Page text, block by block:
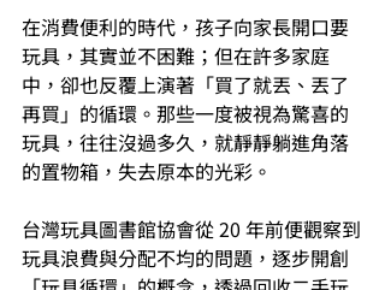
在消費便利的時代，孩子向家長開口要
玩具，其實並不困難；但在許多家庭
中，卻也反覆上演著「買了就丟、丟了
再買」的循環。那些一度被視為驚喜的
玩具，往往沒過多久，就靜靜躺進角落
的置物箱，失去原本的光彩。
台灣玩具圖書館協會從 20 年前便觀察到
玩具浪費與分配不均的問題，逐步開創